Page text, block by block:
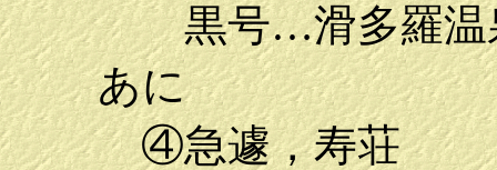
黒号…滑多羅温
あに
④急遽，寿荘